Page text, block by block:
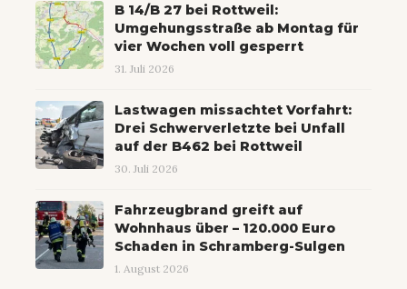
B 14/B 27 bei Rottweil:
Umgehungsstraße ab Montag für
vier Wochen voll gesperrt
31. Juli 2026
Lastwagen missachtet Vorfahrt:
Drei Schwerverletzte bei Unfall
auf der B462 bei Rottweil
30. Juli 2026
Fahrzeugbrand greift auf
Wohnhaus über – 120.000 Euro
Schaden in Schramberg-Sulgen
1. August 2026